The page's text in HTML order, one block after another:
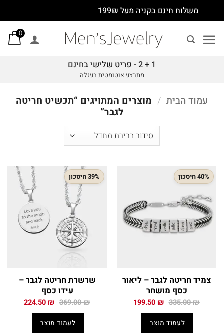
to
content
משלוח חינם בקניה מעל 199₪
0
1 + 2 - פריט שלישי בחינם
מתבצע אוטומטית בעגלה
עמוד הבית / מוצרים המתויגים “תכשיט חריטה
לגבר”
40% חיסכון
צמיד חריטה לגבר – ליאור
כסף מושחר
335.00₪ המחיר
335.00 ₪.
199.50 ₪ המחיר
לעמוד מוצר
39% חיסכון
שרשרת חריטה לגבר –
עידו כסף
369.00₪ המחיר
369.00 ₪.
224.50 ₪ המחיר
לעמוד מוצר